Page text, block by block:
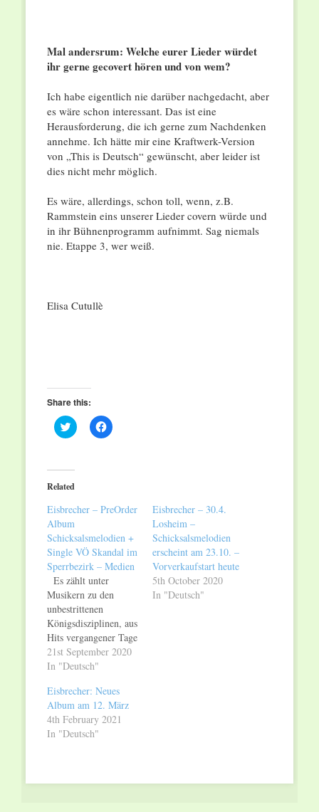
Mal andersrum: Welche eurer Lieder würdet
ihr gerne gecovert hören und von wem?
Ich habe eigentlich nie darüber nachgedacht, aber
es wäre schon interessant. Das ist eine
Herausforderung, die ich gerne zum Nachdenken
annehme. Ich hätte mir eine Kraftwerk-Version
von „This is Deutsch“ gewünscht, aber leider ist
dies nicht mehr möglich.
Es wäre, allerdings, schon toll, wenn, z.B.
Rammstein eins unserer Lieder covern würde und
in ihr Bühnenprogramm aufnimmt. Sag niemals
nie. Etappe 3, wer weiß.
Elisa Cutullè
Share this:
Click
to
(Opens
in
new
Click
to
Related
Eisbrecher – PreOrder
Album
Schicksalsmelodien +
Single VÖ Skandal im
Sperrbezirk – Medien
Es zählt unter
Musikern zu den
unbestrittenen
Königsdisziplinen, aus
Hits vergangener Tage
neue, eigene
Versionen zu
kompositorischen
Hürden sind in
solchen Fällen
natürlich immens
21st September 2020
In "Deutsch"
Eisbrecher – 30.4.
Losheim –
Schicksalsmelodien
erscheint am 23.10. –
Vorverkaufstart heute
5th October 2020
In "Deutsch"
Eisbrecher: Neues
Album am 12. März
4th February 2021
In "Deutsch"